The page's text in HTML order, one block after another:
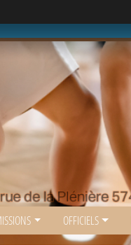
OFFICIELS